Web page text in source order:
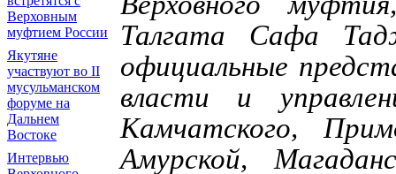
Верховным
муфтием России
Якутяне
участвуют во II
мусульманском
форуме на
Дальнем
Востоке
Интервью
Талгата Сафа
официальные
власти и
Камчатского,
Амурской,